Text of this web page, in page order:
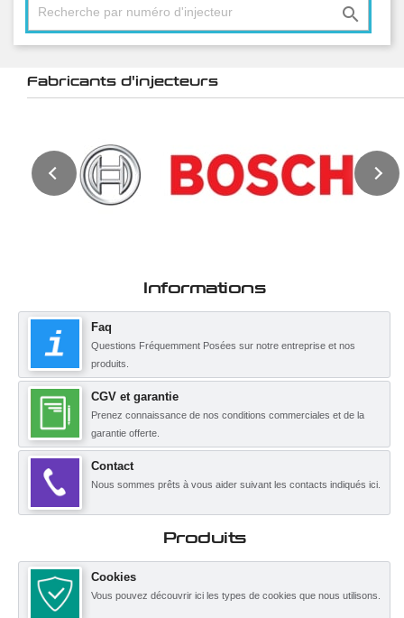

Fabricants d'injecteurs
Informations
Faq
Questions Fréquemment Posées sur notre entreprise et nos
produits.
CGV et garantie
Prenez connaissance de nos conditions commerciales et de la
garantie offerte.
Contact
Nous sommes prêts à vous aider suivant les contacts indiqués ici.
Produits
Cookies
Vous pouvez découvrir ici les types de cookies que nous utilisons.